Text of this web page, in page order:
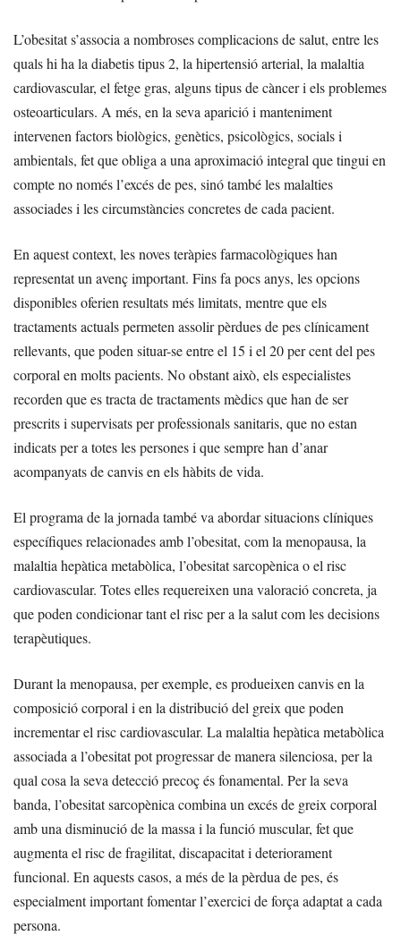
L’obesitat s’associa a nombroses complicacions de salut, entre les
quals hi ha la diabetis tipus 2, la hipertensió arterial, la malaltia
cardiovascular, el fetge gras, alguns tipus de càncer i els problemes
osteoarticulars. A més, en la seva aparició i manteniment
intervenen factors biològics, genètics, psicològics, socials i
ambientals, fet que obliga a una aproximació integral que tingui en
compte no només l’excés de pes, sinó també les malalties
associades i les circumstàncies concretes de cada pacient.
En aquest context, les noves teràpies farmacològiques han
representat un avenç important. Fins fa pocs anys, les opcions
disponibles oferien resultats més limitats, mentre que els
tractaments actuals permeten assolir pèrdues de pes clínicament
rellevants, que poden situar-se entre el 15 i el 20 per cent del pes
corporal en molts pacients. No obstant això, els especialistes
recorden que es tracta de tractaments mèdics que han de ser
prescrits i supervisats per professionals sanitaris, que no estan
indicats per a totes les persones i que sempre han d’anar
acompanyats de canvis en els hàbits de vida.
El programa de la jornada també va abordar situacions clíniques
específiques relacionades amb l’obesitat, com la menopausa, la
malaltia hepàtica metabòlica, l’obesitat sarcopènica o el risc
cardiovascular. Totes elles requereixen una valoració concreta, ja
que poden condicionar tant el risc per a la salut com les decisions
terapèutiques.
Durant la menopausa, per exemple, es produeixen canvis en la
composició corporal i en la distribució del greix que poden
incrementar el risc cardiovascular. La malaltia hepàtica metabòlica
associada a l’obesitat pot progressar de manera silenciosa, per la
qual cosa la seva detecció precoç és fonamental. Per la seva
banda, l’obesitat sarcopènica combina un excés de greix corporal
amb una disminució de la massa i la funció muscular, fet que
augmenta el risc de fragilitat, discapacitat i deteriorament
funcional. En aquests casos, a més de la pèrdua de pes, és
especialment important fomentar l’exercici de força adaptat a cada
persona.